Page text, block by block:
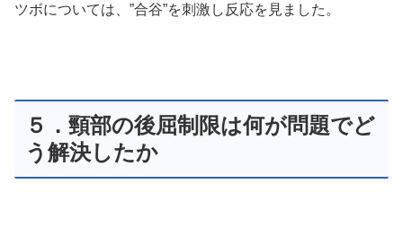
ツボについては、”合谷”を刺激し反応を見ました。
５．頸部の後屈制限は何が問題でど
う解決したか